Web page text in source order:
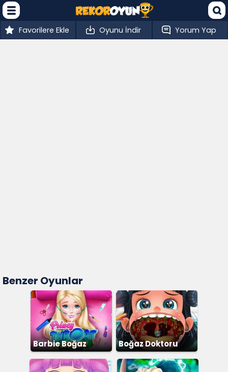
Favorilere Ekle Oyunu İndir Yorum Yap
Benzer Oyunlar
Barbie Boğaz
Ameliyatı
Boğaz Doktoru